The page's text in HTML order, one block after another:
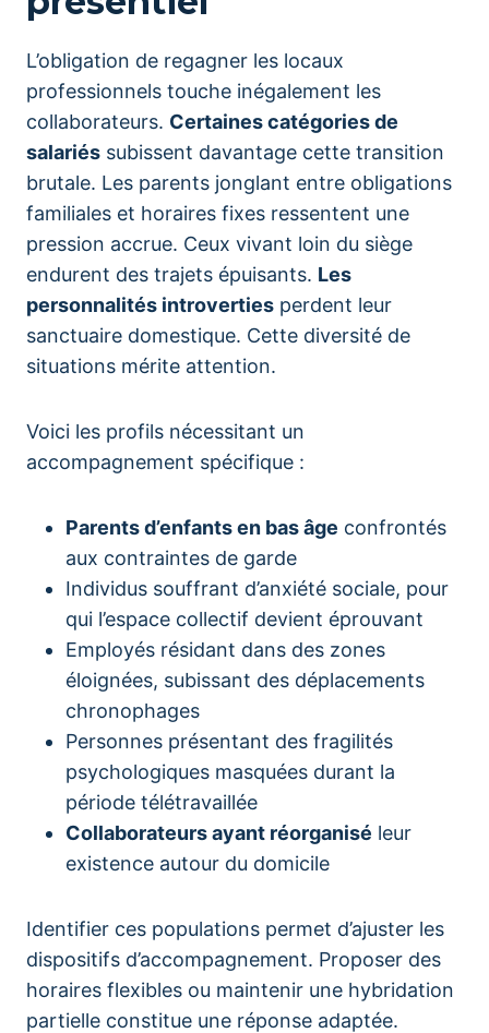
L’obligation de regagner les locaux
professionnels touche inégalement les
collaborateurs. Certaines catégories de
salariés subissent davantage cette transition
brutale. Les parents jonglant entre obligations
familiales et horaires fixes ressentent une
pression accrue. Ceux vivant loin du siège
endurent des trajets épuisants. Les
personnalités introverties perdent leur
sanctuaire domestique. Cette diversité de
situations mérite attention.
Voici les profils nécessitant un
accompagnement spécifique :
Parents d’enfants en bas âge confrontés
aux contraintes de garde
Individus souffrant d’anxiété sociale, pour
qui l’espace collectif devient éprouvant
Employés résidant dans des zones
éloignées, subissant des déplacements
chronophages
Personnes présentant des fragilités
psychologiques masquées durant la
période télétravaillée
Collaborateurs ayant réorganisé leur
existence autour du domicile
Identifier ces populations permet d’ajuster les
dispositifs d’accompagnement. Proposer des
horaires flexibles ou maintenir une hybridation
partielle constitue une réponse adaptée.